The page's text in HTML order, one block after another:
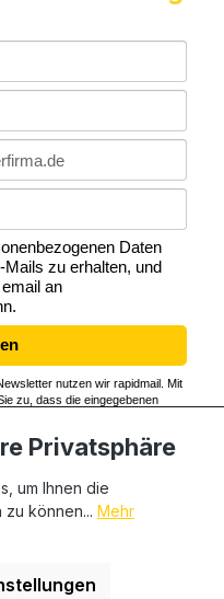
Daten
zu erhalten, und
an
nutzen wir rapidmail. Mit
zu, dass die eingegebenen
zzgl.
nicht beliefert werden.
Privatsphäre
um Ihnen die
können... Mehr